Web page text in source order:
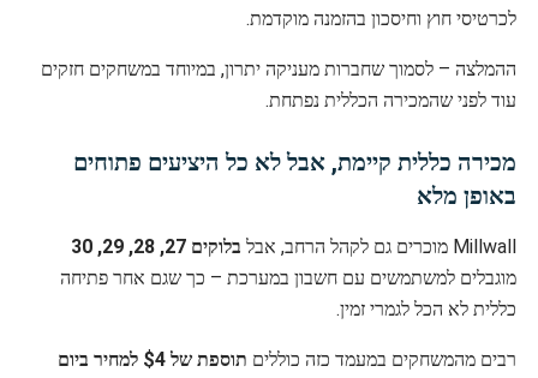
לכרטיסי חוץ וחיסכון בהזמנה מוקדמת.
ההמלצה – לסמוך שחברות מעניקה יתרון, במיוחד במשחקים חזקים
עוד לפני שהמכירה הכללית נפתחת.
מכירה כללית קיימת, אבל לא כל היציעים פתוחים
באופן מלא
Millwall מוכרים גם לקהל הרחב, אבל
בלוקים 27, 28, 29, 30
מוגבלים למשתמשים עם חשבון במערכת – כך שגם אחר פתיחה
כללית לא הכל לגמרי זמין.
רבים מהמשחקים במעמד כזה כוללים תוספת של $4 למחיר ביום